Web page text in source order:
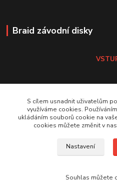
Braid závodní disky
VSTUPTE
by 2Racing.cz
S cílem usnadnit uživatelům
využíváme cookies.
ukládáním souborů cookie na
cookies můžete změnit v
Nastavení
Souhlas můžete